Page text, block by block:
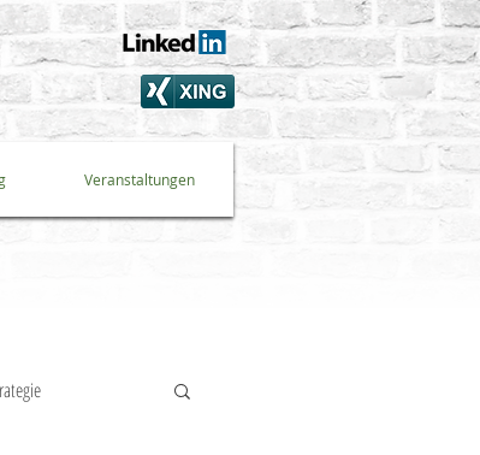
Veranstaltungen